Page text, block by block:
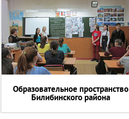
Образовательное пространство
Билибинского района